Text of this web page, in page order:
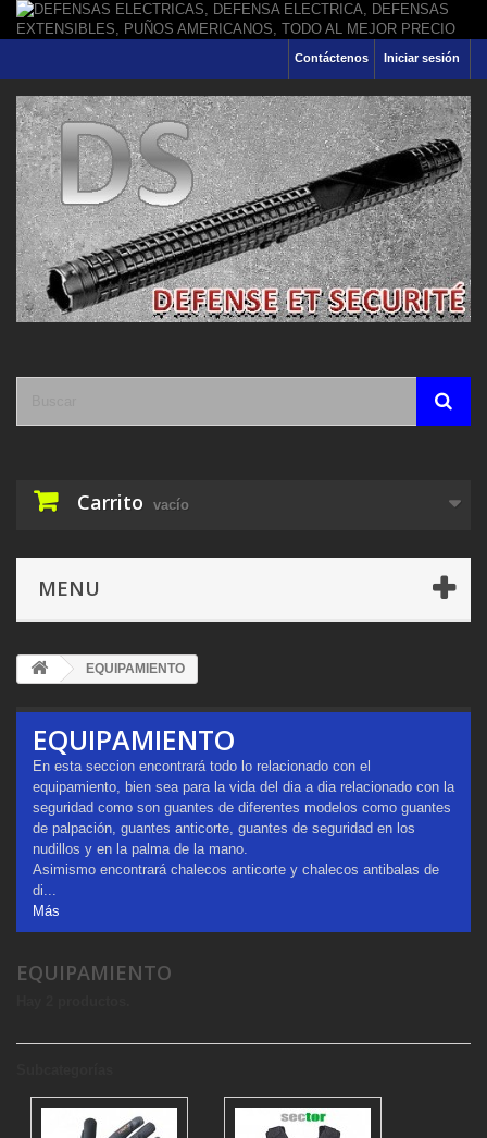
Iniciar sesión
Contáctenos
Carrito vacío
MENU
EQUIPAMIENTO
EQUIPAMIENTO
En esta seccion encontrará todo lo relacionado con el
equipamiento, bien sea para la vida del dia a dia relacionado con la
seguridad como son guantes de diferentes modelos como guantes
de palpación, guantes anticorte, guantes de seguridad en los
nudillos y en la palma de la mano.
Asimismo encontrará chalecos anticorte y chalecos antibalas de
di...
Más
EQUIPAMIENTO